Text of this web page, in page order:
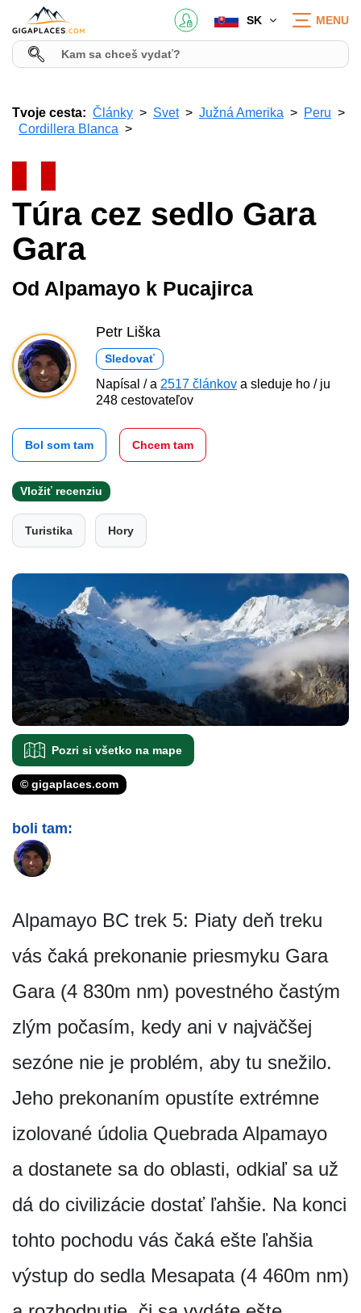
SK MENU
Tvoje cesta: Články Svet Južná Amerika
Peru
Cordillera Blanca
Túra cez sedlo Gara
Gara
Od Alpamayo k Pucajirca
Petr Liška
Sledovať
Napísal / a 2517 článkov a sleduje ho / ju
248 cestovateľov
Bol som tam Chcem tam
Vložiť recenziu
Turistika Hory
Pozri si všetko na mape
© gigaplaces.com
boli tam:
Alpamayo BC trek 5: Piaty deň treku
vás čaká prekonanie priesmyku Gara
Gara (4 830m nm) povestného častým
zlým počasím, kedy ani v najväčšej
sezóne nie je problém, aby tu snežilo.
Jeho prekonaním opustíte extrémne
izolované údolia Quebrada Alpamayo
a dostanete sa do oblasti, odkiaľ sa už
dá do civilizácie dostať ľahšie. Na konci
tohto pochodu vás čaká ešte ľahšia
výstup do sedla Mesapata (4 460m nm)